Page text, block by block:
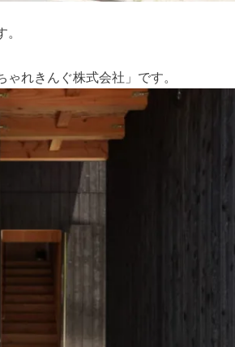
ゃれきんぐ株式会社」です。